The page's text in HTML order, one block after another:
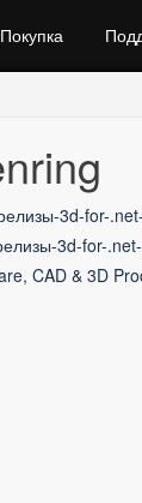
Покупка
3d-for-
3d-for-
CAD & 3D